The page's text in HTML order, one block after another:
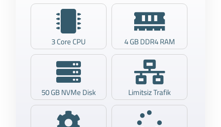
3 Core CPU 4 GB DDR4 RAM
50 GB NVMe Disk Limitsiz Trafik